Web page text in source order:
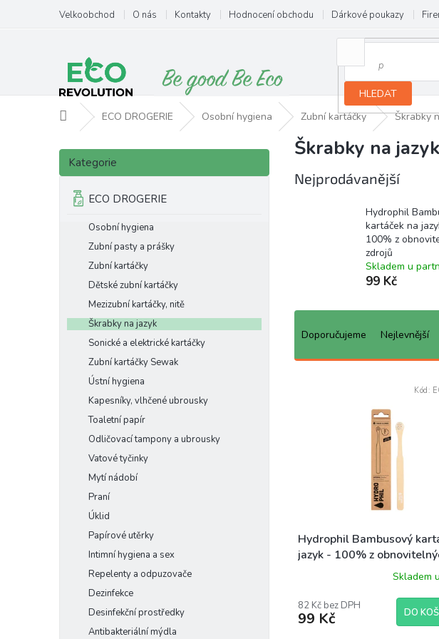
obsah
Velkoobchod O nás Kontakty Hodnocení obchodu Dárkové poukazy
HLEDAT
Domů ECO DROGERIE Osobní hygiena Zubní kartáčky Škrabky
P
s
Přeskočit
kategorie
Kategorie
ECO DROGERIE
Osobní hygiena
Zubní pasty a prášky
Zubní kartáčky
Dětské zubní kartáčky
Mezizubní kartáčky, nitě
Škrabky na jazyk
Sonické a elektrické kartáčky
Zubní kartáčky Sewak
Ústní hygiena
Kapesníky, vlhčené ubrousky
Toaletní papír
Odličovací tampony a ubrousky
Vatové tyčinky
Mytí nádobí
Praní
Úklid
Papírové utěrky
Intimní hygiena a sex
Repelenty a odpuzovače
Dezinfekce
Desinfekční prostředky
Antibakteriální mýdla
Škrabky na jazyk
Nejprodávanější
Hydrophil
kartáček na
100% z
zdrojů
Skladem u
99 Kč
Ř
e
Doporučujeme Nejlevnější
k
t
Hydrophil Bambusový
jazyk - 100% z
Skladem
82 Kč bez DPH
99 Kč DO
Kód: